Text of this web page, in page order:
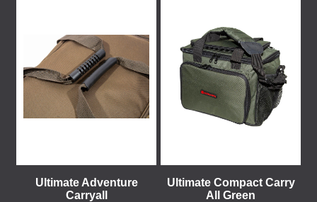
Ultimate Adventure
Carryall
Ultimate Compact Carry
All Green